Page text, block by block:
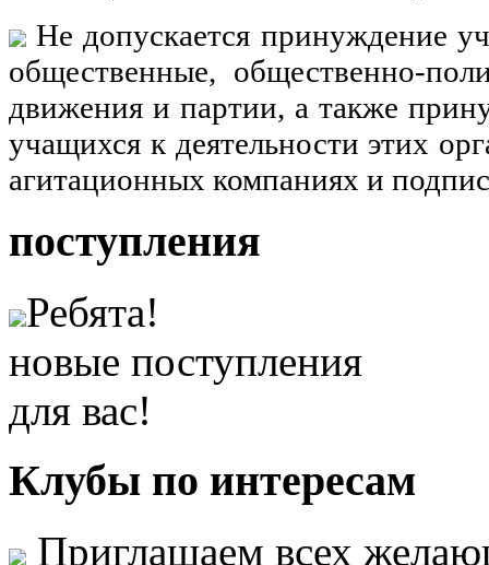
Не допускается принуждение
общественные, общественно-
движения и партии, а также
учащихся к деятельности этих
агитационных компаниях и
поступления
Ребята!
новые поступления
для вас!
Клубы по интересам
Приглашаем всех